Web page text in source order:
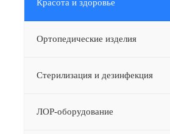
Красота и здоровье
Ортопедические изделия
Стерилизация и дезинфекция
ЛОР-оборудование